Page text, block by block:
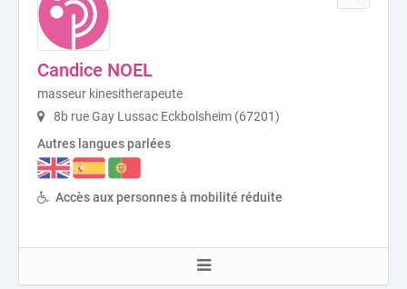
Candice NOEL
masseur kinesitherapeute
8b rue Gay Lussac Eckbolsheim (67201)
Autres langues parlées
Accès aux personnes à mobilité réduite